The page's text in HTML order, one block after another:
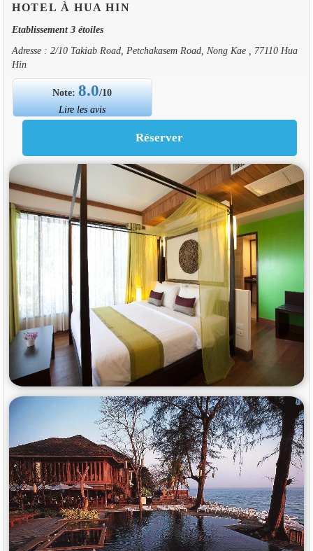
HOTEL À HUA HIN
Etablissement 3 étoiles
Adresse : 2/10 Takiab Road, Petchakasem Road, Nong Kae , 77110 Hua
Hin
Note:8.0/10
Lire les avis